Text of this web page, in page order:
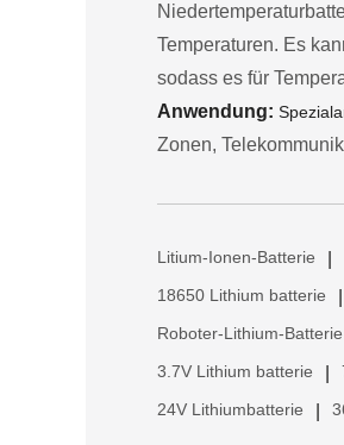
Temperaturen. Es
sodass es für
Anwendung:
Zonen,
Litium-Ionen-Batterie
18650 Lithium batterie
Roboter-Lithium-Batterie
3.7V Lithium batterie
24V Lithiumbatterie